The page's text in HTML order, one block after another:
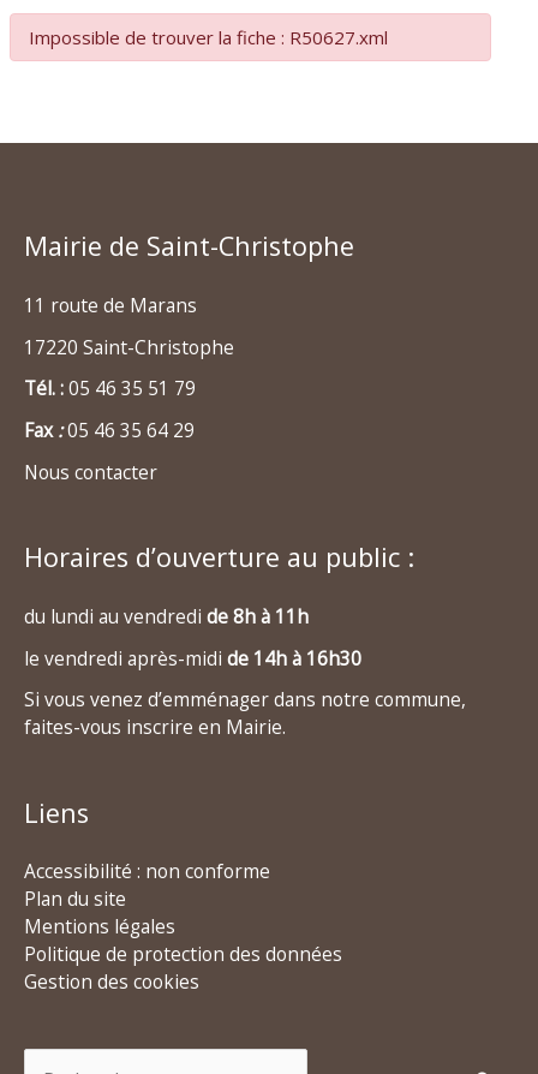
Impossible de trouver la fiche : R50627.xml
Mairie de Saint-Christophe
11 route de Marans
17220 Saint-Christophe
Tél. :05 46 35 51 79
Fax:05 46 35 64 29
Nous contacter
Horaires d’ouverture au public :
du lundi au vendredi de 8h à 11h
le vendredi après-midi de 14h à 16h30
Si vous venez d’emménager dans notre commune,
faites-vous inscrire en Mairie.
Liens
Accessibilité : non conforme
Plan du site
Mentions légales
Politique de protection des données
Gestion des cookies